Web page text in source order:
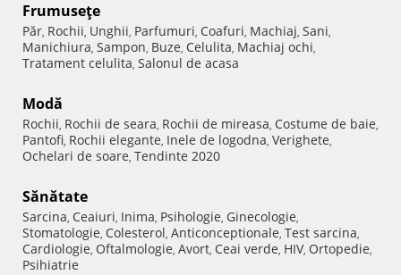
Frumuseţe
Păr, Rochii, Unghii, Parfumuri, Coafuri, Machiaj, Sani,
Manichiura, Sampon, Buze, Celulita, Machiaj ochi,
Tratament celulita, Salonul de acasa
Modă
Rochii, Rochii de seara, Rochii de mireasa, Costume de baie,
Pantofi, Rochii elegante, Inele de logodna, Verighete,
Ochelari de soare, Tendinte 2020
Sănătate
Sarcina, Ceaiuri, Inima, Psihologie, Ginecologie,
Stomatologie, Colesterol, Anticonceptionale, Test sarcina,
Cardiologie, Oftalmologie, Avort, Ceai verde, HIV, Ortopedie,
Psihiatrie